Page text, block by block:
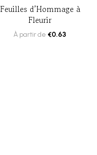
Feuilles d’Hommage à
Fleurir
À partir de €0.63